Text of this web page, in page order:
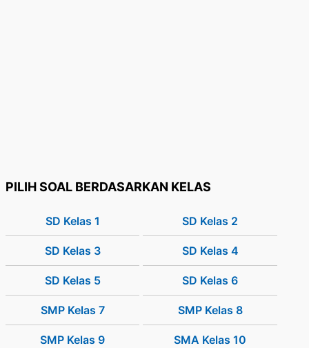
PILIH SOAL BERDASARKAN KELAS
SD Kelas 1 SD Kelas 2
SD Kelas 3 SD Kelas 4
SD Kelas 5 SD Kelas 6
SMP Kelas 7 SMP Kelas 8
SMP Kelas 9 SMA Kelas 10